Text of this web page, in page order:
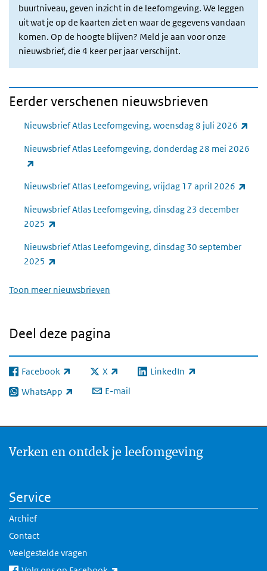
buurtniveau, geven inzicht in de leefomgeving. We leggen
uit wat je op de kaarten ziet en waar de gegevens vandaan
komen. Op de hoogte blijven? Meld je aan voor onze
nieuwsbrief, die 4 keer per jaar verschijnt.
Eerder verschenen nieuwsbrieven
Nieuwsbrief Atlas Leefomgeving, woensdag 8 juli 2026
Nieuwsbrief Atlas Leefomgeving, donderdag 28 mei 2026
Nieuwsbrief Atlas Leefomgeving, vrijdag 17 april 2026
Nieuwsbrief Atlas Leefomgeving, dinsdag 23 december
2025
Nieuwsbrief Atlas Leefomgeving, dinsdag 30 september
2025
Toon meer nieuwsbrieven
Deel deze pagina
Facebook
(externe link) X
(externe link) LinkedIn
(externe link)
WhatsApp
(externe link) E-mail
Verken en ontdek je leefomgeving
Service
Archief
Contact
Veelgestelde vragen